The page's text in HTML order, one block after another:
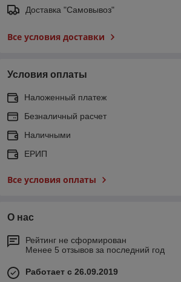
Доставка "Самовывоз"
Все условия доставки
Условия оплаты
Наложенный платеж
Безналичный расчет
Наличными
ЕРИП
Все условия оплаты
О нас
Рейтинг не сформирован
Менее 5 отзывов за последний год
Работает с 26.09.2019